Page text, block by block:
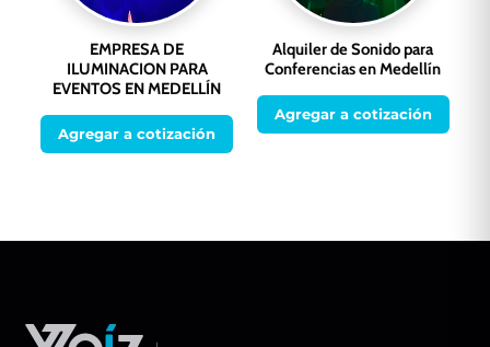
EMPRESA DE
ILUMINACION PARA
EVENTOS EN MEDELLÍN
Agregar a cotización
Alquiler de Sonido para
Conferencias en Medellín
Agregar a cotización